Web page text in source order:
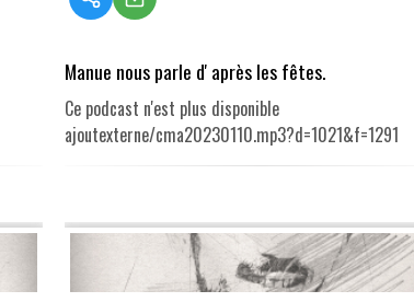
Manue nous parle d' après les fêtes.
Ce podcast n'est plus disponible
ajoutexterne/cma20230110.mp3?d=1021&f=1291